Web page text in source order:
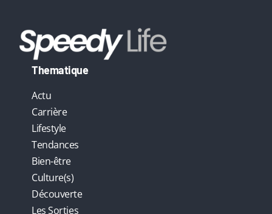
Thematique
Actu
Carrière
Lifestyle
Tendances
Bien-être
Culture(s)
Découverte
Les Sorties